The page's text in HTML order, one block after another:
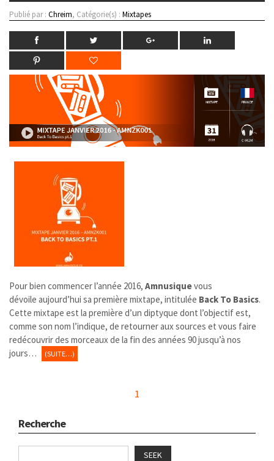
Publié par : Chreim, Catégorie(s) : Mixtapes
Pour bien commencer l’année 2016, Amnusiquevous
dévoile aujourd’hui sa première mixtape, intitulée Back To Basics.
Cette mixtape est la première d’un diptyque dont l’objectif est,
comme son nom l’indique, de retourner aux sources et vous faire
redécouvrir des morceaux de la fin des années 90 jusqu’à nos
jours…
(SUITE…)
1
Recherche
SEEK